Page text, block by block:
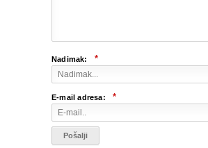
Nadimak: *
E-mail adresa: *